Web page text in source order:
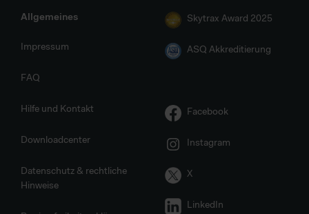
Allgemeines
Impressum
FAQ
Hilfe und Kontakt
Downloadcenter
Datenschutz & rechtliche
Hinweise
Skytrax Award 2025
ASQ Akkreditierung
Facebook
Instagram
X
LinkedIn